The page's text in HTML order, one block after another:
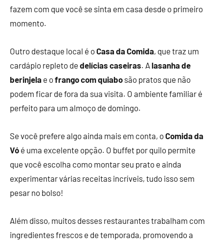
fazem com que você se sinta em casa desde o primeiro
momento.
Outro destaque local é oCasa da Comida, que traz um
cardápio repleto de delícias caseiras. A lasanha de
berinjela e ofrango com quiabo são pratos que não
podem ficar de fora da sua visita. O ambiente familiar é
perfeito para um almoço de domingo.
Se você prefere algo ainda mais em conta, oComida da
Vó é uma excelente opção. O buffet por quilo permite
que você escolha como montar seu prato e ainda
experimentar várias receitas incríveis, tudo isso sem
pesar no bolso!
Além disso, muitos desses restaurantes trabalham com
ingredientes frescos e de temporada, promovendo a